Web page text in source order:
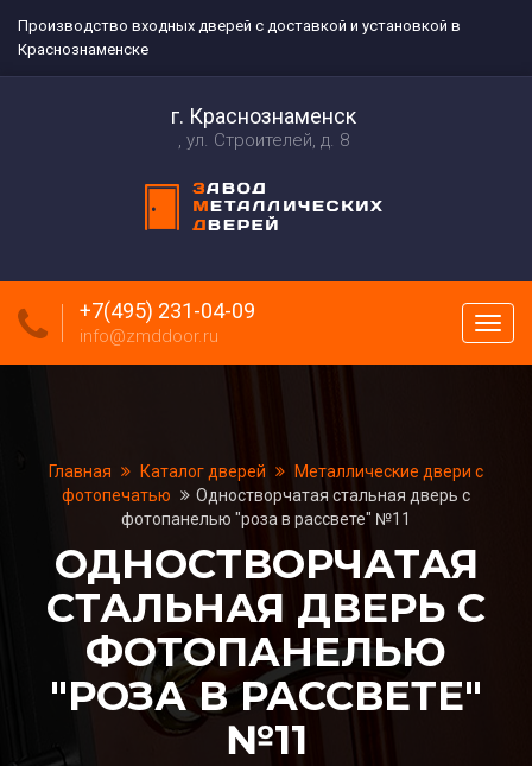
Производство входных дверей с доставкой и установкой в
Краснознаменске
г. Краснознаменск
ул. Строителей, д. 8
меню
+7(495) 231-04-09
info@zmddoor.ru
Главная Каталог дверей
Металлические двери с
фотопечатью
Одностворчатая стальная дверь с
фотопанелью "роза в рассвете" №11
ОДНОСТВОРЧАТАЯ
СТАЛЬНАЯ ДВЕРЬ С
ФОТОПАНЕЛЬЮ
"РОЗА В РАССВЕТЕ"
№11